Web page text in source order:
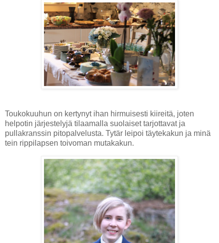
Toukokuuhun on kertynyt ihan hirmuisesti kiireitä, joten
helpotin järjestelyjä tilaamalla suolaiset tarjottavat ja
pullakranssin pitopalvelusta. Tytär leipoi täytekakun ja minä
tein rippilapsen toivoman mutakakun.